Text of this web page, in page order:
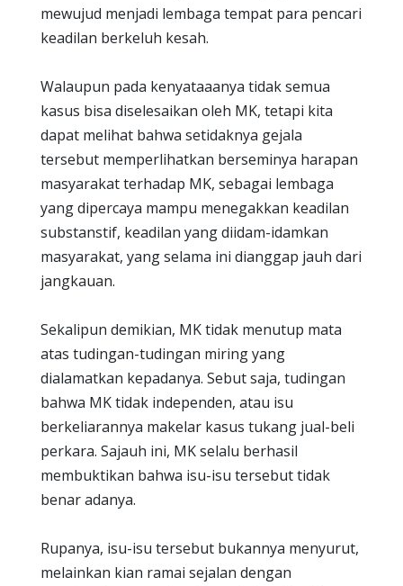
mewujud menjadi lembaga tempat para pencari
keadilan berkeluh kesah.
Walaupun pada kenyataaanya tidak semua
kasus bisa diselesaikan oleh MK, tetapi kita
dapat melihat bahwa setidaknya gejala
tersebut memperlihatkan berseminya harapan
masyarakat terhadap MK, sebagai lembaga
yang dipercaya mampu menegakkan keadilan
substanstif, keadilan yang diidam-idamkan
masyarakat, yang selama ini dianggap jauh dari
jangkauan.
Sekalipun demikian, MK tidak menutup mata
atas tudingan-tudingan miring yang
dialamatkan kepadanya. Sebut saja, tudingan
bahwa MK tidak independen, atau isu
berkeliarannya makelar kasus tukang jual-beli
perkara. Sajauh ini, MK selalu berhasil
membuktikan bahwa isu-isu tersebut tidak
benar adanya.
Rupanya, isu-isu tersebut bukannya menyurut,
melainkan kian ramai sejalan dengan